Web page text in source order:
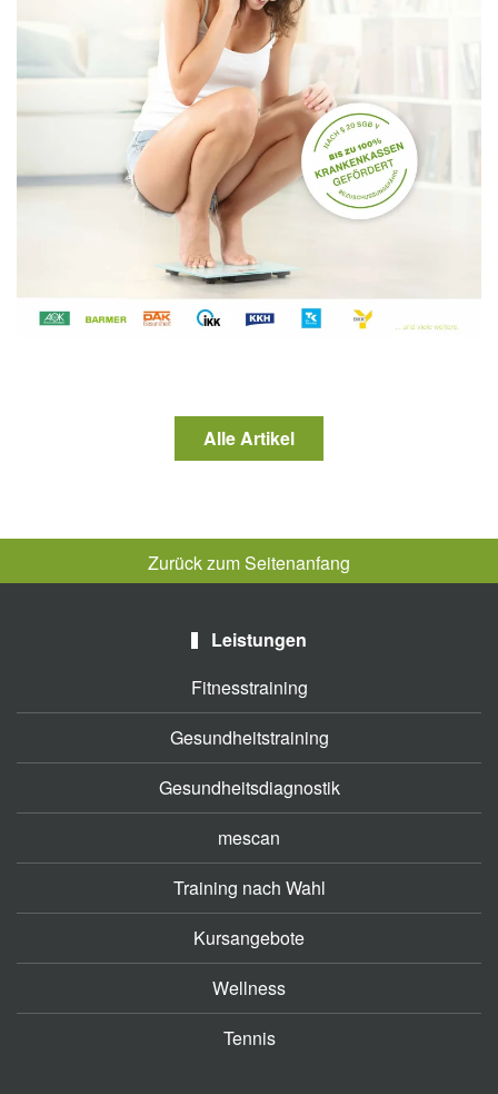
Alle Artikel
Zurück zum Seitenanfang
Leistungen
Fitnesstraining
Gesundheitstraining
Gesundheitsdiagnostik
mescan
Training nach Wahl
Kursangebote
Wellness
Tennis